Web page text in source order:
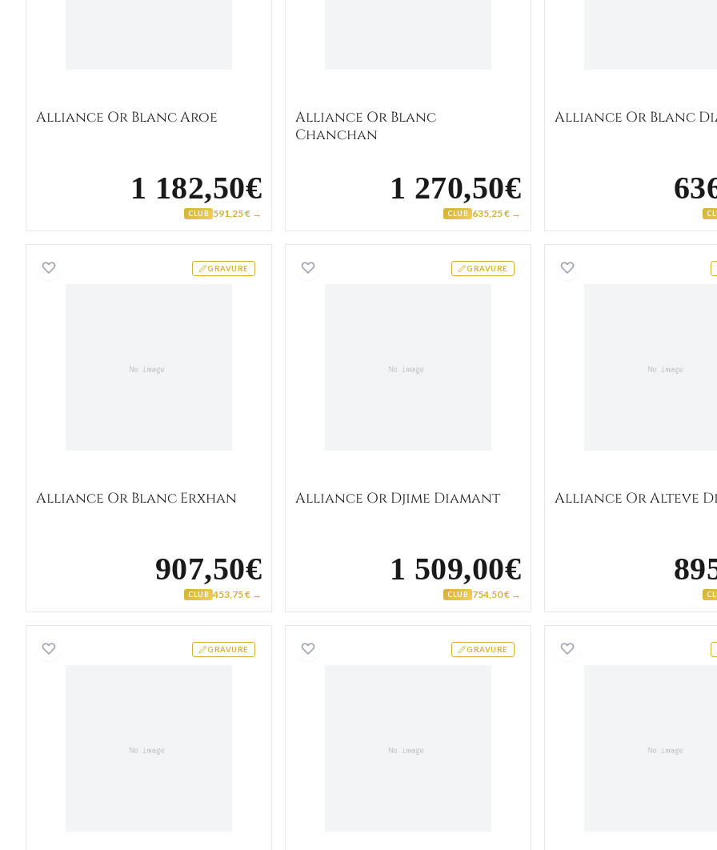
Alliance Or Blanc Aroe
1 182,50€
CLUB 591,25 € →
Alliance Or Blanc
Chanchan
1 270,50€
CLUB 635,25 € →
Alliance Or Blanc
GRAVURE
Alliance Or Blanc Erxhan
Alliance Or Blanc Erxhan
907,50€
CLUB 453,75 € →
GRAVURE
Alliance Or Djime Diamant
Alliance Or Djime Diamant
1 509,00€
CLUB 754,50 € →
Alliance
Alliance Or Alteve
GRAVURE
Alliance Or Blanc Bemali Diamant GRAVURE
Alliance Or Blanc Bankadi Diamant